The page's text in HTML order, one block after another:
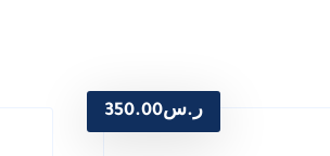
ر.س350.00